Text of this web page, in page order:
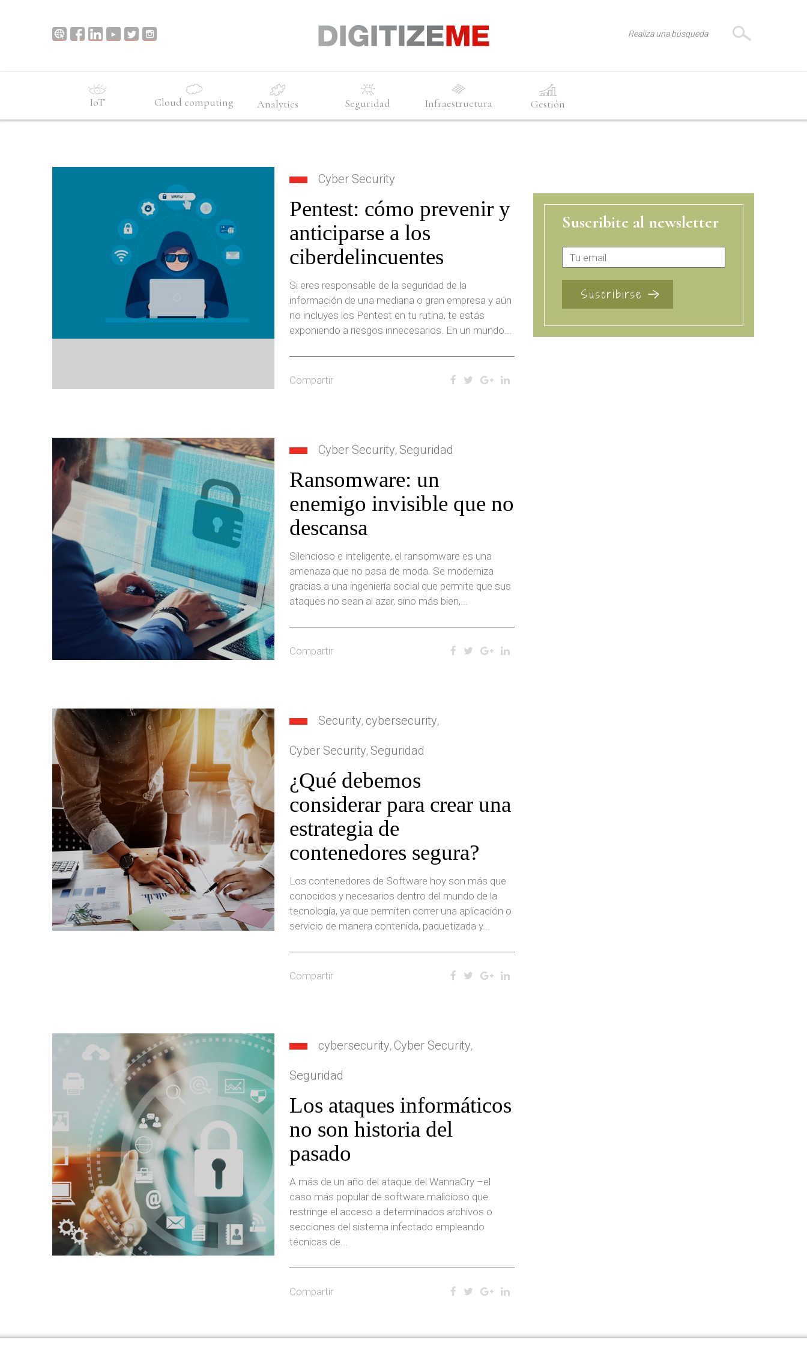
IoT Cloud computing Analytics Seguridad Infraestructura Gestión
Cyber Security
Pentest: cómo prevenir y
anticiparse a los
ciberdelincuentes
Si eres responsable de la seguridad de la
información de una mediana o gran empresa y aún
no incluyes los Pentest en tu rutina, te estás
exponiendo a riesgos innecesarios. En un mundo...
Compartir
Cyber Security, Seguridad
Ransomware: un
enemigo invisible que no
descansa
Silencioso e inteligente, el ransomware es una
amenaza que no pasa de moda. Se moderniza
gracias a una ingeniería social que permite que sus
ataques no sean al azar, sino más bien,...
Compartir
Security, cybersecurity,
Cyber Security, Seguridad
¿Qué debemos
considerar para crear una
estrategia de
contenedores segura?
Los contenedores de Software hoy son más que
conocidos y necesarios dentro del mundo de la
tecnología, ya que permiten correr una aplicación o
servicio de manera contenida, paquetizada y...
Compartir
cybersecurity, Cyber Security,
Seguridad
Los ataques informáticos
no son historia del
pasado
A más de un año del ataque del WannaCry –el
caso más popular de software malicioso que
restringe el acceso a determinados archivos o
secciones del sistema infectado empleando
técnicas de...
Compartir
Suscribite al newsletter